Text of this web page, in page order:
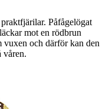
Påfågelögat
mot en rödbrun
och därför kan den
våren.